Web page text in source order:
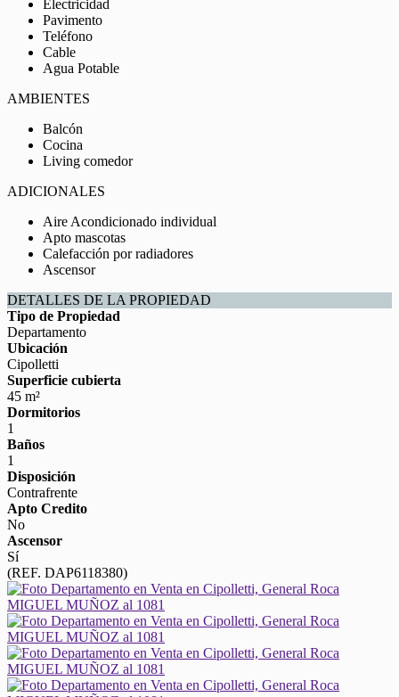
Electricidad
Pavimento
Teléfono
Cable
Agua Potable
AMBIENTES
Balcón
Cocina
Living comedor
ADICIONALES
Aire Acondicionado individual
Apto mascotas
Calefacción por radiadores
Ascensor
DETALLES DE LA PROPIEDAD
Tipo de Propiedad
Departamento
Ubicación
Cipolletti
Superficie cubierta
45 m²
Dormitorios
1
Baños
1
Disposición
Contrafrente
Apto Credito
No
Ascensor
Sí
(REF. DAP6118380)